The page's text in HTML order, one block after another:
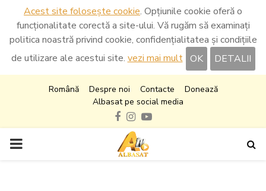
Acest site folosește cookie. Opțiunile cookie oferă o
funcționalitate corectă a site-ului. Vă rugăm să examinați
politica noastră privind cookie, confidențialitatea și condițiile
de utilizare ale acestui site. vezi mai mult OK DETALII
Română Despre noi Contacte
Donează
Albasat pe social media
Facebook
Instagram
Youtube
PRIMARY